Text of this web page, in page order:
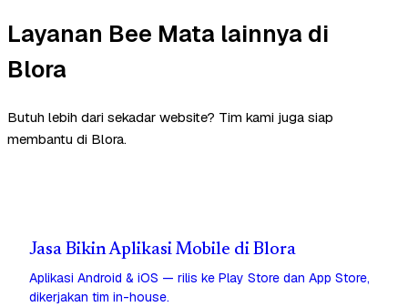
Layanan Bee Mata lainnya di
Blora
Butuh lebih dari sekadar website? Tim kami juga siap
membantu di Blora.
Jasa Bikin Aplikasi Mobile di Blora
Aplikasi Android & iOS — rilis ke Play Store dan App Store,
dikerjakan tim in-house.